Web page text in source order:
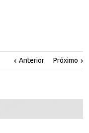
Anterior Próximo